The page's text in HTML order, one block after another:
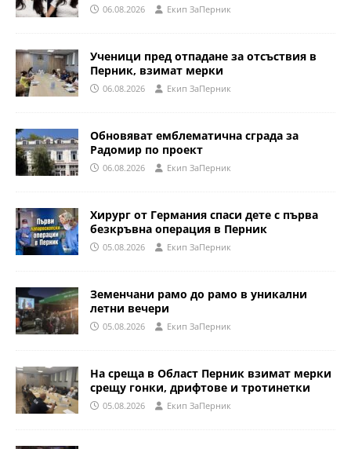
06.08.2026 Eкип ЗаПерник
Ученици пред отпадане за отсъствия в
Перник, взимат мерки
06.08.2026 Eкип ЗаПерник
Обновяват емблематична сграда за
Радомир по проект
06.08.2026 Eкип ЗаПерник
Хирург от Германия спаси дете с първа
безкръвна операция в Перник
05.08.2026 Eкип ЗаПерник
Земенчани рамо до рамо в уникални
летни вечери
05.08.2026 Eкип ЗаПерник
На среща в Област Перник взимат мерки
срещу гонки, дрифтове и тротинетки
05.08.2026 Eкип ЗаПерник